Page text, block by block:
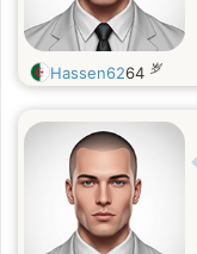
Hassen6264 岁